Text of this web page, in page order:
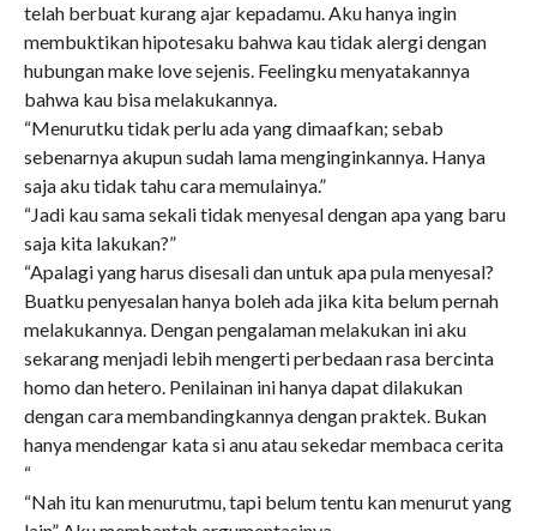
telah berbuat kurang ajar kepadamu. Aku hanya ingin
membuktikan hipotesaku bahwa kau tidak alergi dengan
hubungan make love sejenis. Feelingku menyatakannya
bahwa kau bisa melakukannya.
“Menurutku tidak perlu ada yang dimaafkan; sebab
sebenarnya akupun sudah lama menginginkannya. Hanya
saja aku tidak tahu cara memulainya.”
“Jadi kau sama sekali tidak menyesal dengan apa yang baru
saja kita lakukan?”
“Apalagi yang harus disesali dan untuk apa pula menyesal?
Buatku penyesalan hanya boleh ada jika kita belum pernah
melakukannya. Dengan pengalaman melakukan ini aku
sekarang menjadi lebih mengerti perbedaan rasa bercinta
homo dan hetero. Penilainan ini hanya dapat dilakukan
dengan cara membandingkannya dengan praktek. Bukan
hanya mendengar kata si anu atau sekedar membaca cerita
“
“Nah itu kan menurutmu, tapi belum tentu kan menurut yang